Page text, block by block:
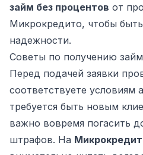
займ без процентов от
Микрокредито, чтобы
надежности.
Советы по получению
Перед подачей заявки
соответствуете условиям
требуется быть новым
важно вовремя погасить
штрафов. На